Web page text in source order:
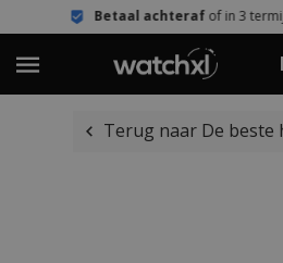
achteraf of in 3 termijnen
Terug naar De